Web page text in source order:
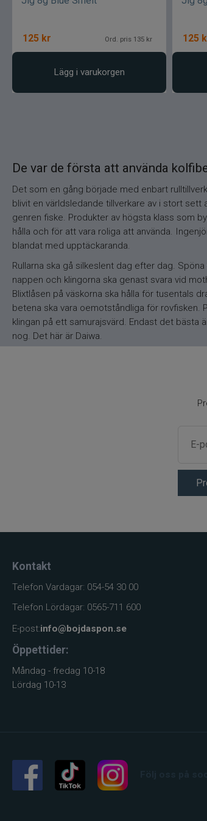
125 kr Ord. pris 135 kr
Lägg i varukorgen
125
De var de första att använda
Det som en gång började med enbart
blivit en världsledande tillverkare av i stort sett
genren fiske. Produkter av högsta klass som
hålla och för att vara roliga att använda.
blandat med upptäckaranda.
Rullarna ska gå silkeslent dag efter dag.
nappen och klingorna ska genast svara vid
Blixtlåsen på väskorna ska hålla för tusentals
betena ska vara oemotståndliga för rovfisken.
klingan på ett samurajsvärd. Endast det bästa
nog. Det här är Daiwa.
Kontakt
Telefon Vardagar: 054-54 30 00
Telefon Lördagar: 0565-711 600
E-post:info@bojdaspon.se
Öppettider:
Måndag - fredag 10-18
Lördag 10-13